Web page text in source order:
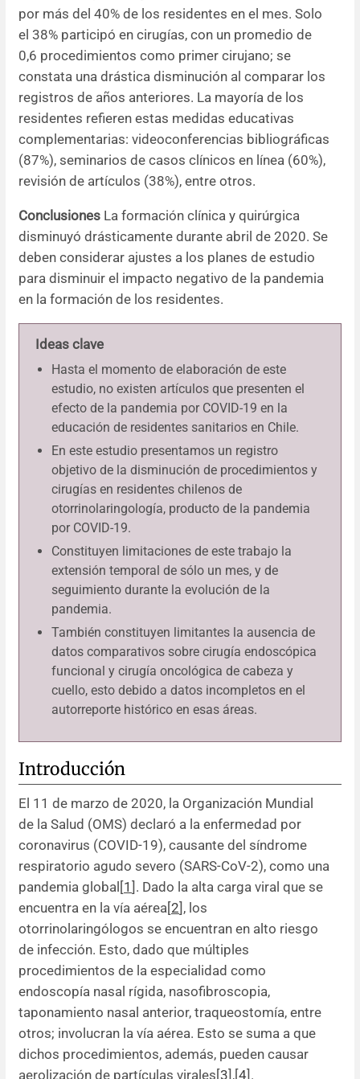
por más del 40% de los residentes en el mes. Solo
el 38% participó en cirugías, con un promedio de
0,6 procedimientos como primer cirujano; se
constata una drástica disminución al comparar los
registros de años anteriores. La mayoría de los
residentes refieren estas medidas educativas
complementarias: videoconferencias bibliográficas
(87%), seminarios de casos clínicos en línea (60%),
revisión de artículos (38%), entre otros.
Conclusiones La formación clínica y quirúrgica
disminuyó drásticamente durante abril de 2020. Se
deben considerar ajustes a los planes de estudio
para disminuir el impacto negativo de la pandemia
en la formación de los residentes.
Ideas clave
Hasta el momento de elaboración de este
estudio, no existen artículos que presenten el
efecto de la pandemia por COVID-19 en la
educación de residentes sanitarios en Chile.
En este estudio presentamos un registro
objetivo de la disminución de procedimientos y
cirugías en residentes chilenos de
otorrinolaringología, producto de la pandemia
por COVID-19.
Constituyen limitaciones de este trabajo la
extensión temporal de sólo un mes, y de
seguimiento durante la evolución de la
pandemia.
También constituyen limitantes la ausencia de
datos comparativos sobre cirugía endoscópica
funcional y cirugía oncológica de cabeza y
cuello, esto debido a datos incompletos en el
autorreporte histórico en esas áreas.
Introducción
El 11 de marzo de 2020, la Organización Mundial
de la Salud (OMS) declaró a la enfermedad por
coronavirus (COVID-19), causante del síndrome
respiratorio agudo severo (SARS-CoV-2), como una
pandemia global[1 ]. Dado la alta carga viral que se
encuentra en la vía aérea[2], los
otorrinolaringólogos se encuentran en alto riesgo
de infección. Esto, dado que múltiples
procedimientos de la especialidad como
endoscopía nasal rígida, nasofibroscopia,
taponamiento nasal anterior, traqueostomía, entre
otros; involucran la vía aérea. Esto se suma a que
dichos procedimientos, además, pueden causar
aerolización de partículas virales[3],[4].